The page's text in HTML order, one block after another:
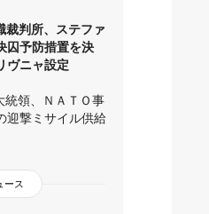
裁判所、ステファ
囚予防措置を決
ヴニャ設定
統領、ＮＡＴＯ事
迎撃ミサイル供給
ース